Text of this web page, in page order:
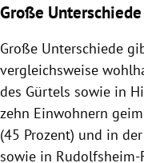
Große
Große Unterschiede
vergleichsweise
des Gürtels sowie in
zehn Einwohnern
(45 Prozent) und in
sowie in Rudolfsheim-